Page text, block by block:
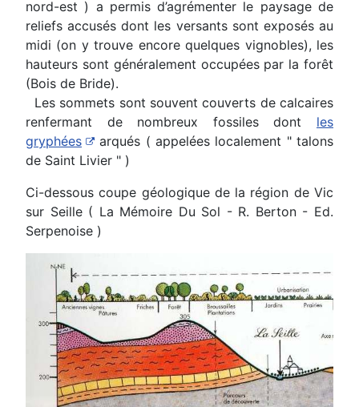
nord-est ) a permis d’agrémenter le paysage de
reliefs accusés dont les versants sont exposés au
midi (on y trouve encore quelques vignobles), les
hauteurs sont généralement occupées par la forêt
(Bois de Bride).
Les sommets sont souvent couverts de calcaires
renfermant de nombreux fossiles dont les
gryphées
arqués ( appelées localement " talons
de Saint Livier " )
Ci-dessous coupe géologique de la région de Vic
sur Seille ( La Mémoire Du Sol - R. Berton - Ed.
Serpenoise )